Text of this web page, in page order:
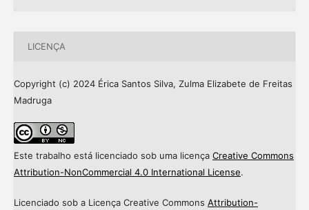
LICENÇA
Copyright (c) 2024 Érica Santos Silva, Zulma Elizabete de Freitas
Madruga
Este trabalho está licenciado sob uma licença Creative Commons
Attribution-NonCommercial 4.0 International License.
Licenciado sob a Licença Creative Commons Attribution-